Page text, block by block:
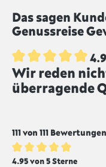
gekennzeichnet sind,
produziert.
Das sagen
Genussreise
Durchschnittliche
Wir reden
überragende
111 von 111 Bewertungen
Durchschnittliche
4.95 von 5 Sterne